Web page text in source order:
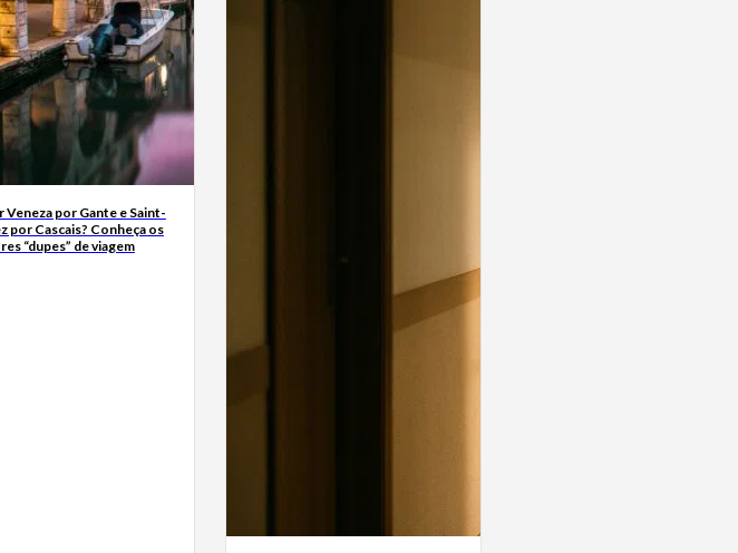
Veneza por Gante e Saint-
por Cascais? Conheça os
“dupes” de viagem